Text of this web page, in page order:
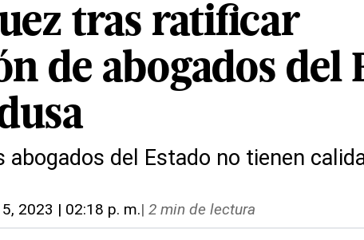
tras ratificar
de abogados del
abogados del Estado no tienen
2023 | 02:18 p. m.| 2 min de lectura